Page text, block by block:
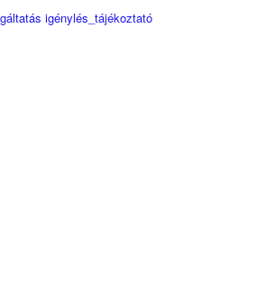
igénylés_tájékoztató